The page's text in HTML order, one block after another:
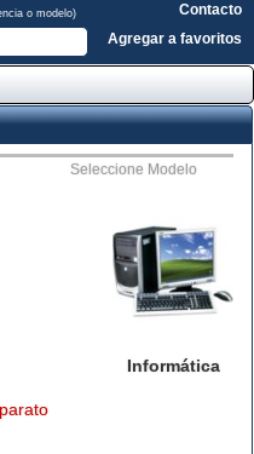
o modelo)
Contacto
Agregar a favoritos
Seleccione Modelo
Informática